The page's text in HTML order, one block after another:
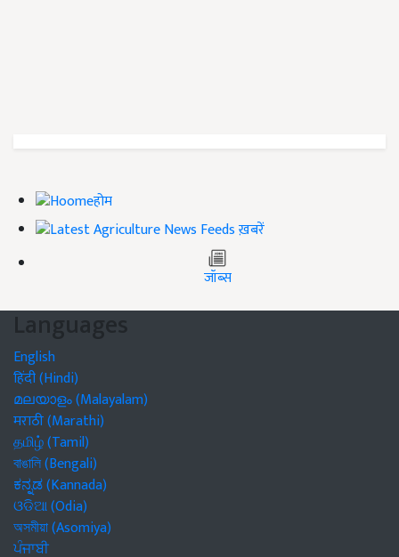
होम
ख़बरें
जॉब्स
Languages
English
हिंदी (Hindi)
മലയാളം (Malayalam)
मराठी (Marathi)
தமிழ் (Tamil)
বাঙালি (Bengali)
ಕನ್ನಡ (Kannada)
ଓଡିଆ (Odia)
অসমীয়া (Asomiya)
ਪੰਜਾਬੀ